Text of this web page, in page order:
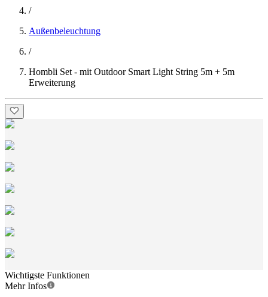
/
Außenbeleuchtung
/
Hombli Set - mit Outdoor Smart Light String 5m + 5m
Erweiterung
Wichtigste Funktionen
Mehr Infos